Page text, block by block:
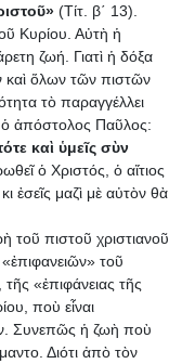
(Τίτ. β΄ 13).
Κυρίου. Αὐτὴ ἡ
ζωή. Γιατὶ ἡ δόξα
καὶ ὅλων τῶν πιστῶν
τὸ παραγγέλλει
ἀπόστολος Παῦλος:
καὶ ὑμεῖς σὺν
ὁ Χριστός, ὁ αἴτιος
ἐσεῖς μαζὶ μὲ αὐτὸν θὰ
τοῦ πιστοῦ χριστιανοῦ
τοῦ
«ἐπιφάνειας τῆς
ποὺ εἶναι
Συνεπῶς ἡ ζωὴ ποὺ
Διότι ἀπὸ τὸν